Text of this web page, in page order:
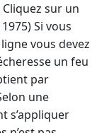
sur un
Si vous
vous devez
un feu
par
une
s’appliquer